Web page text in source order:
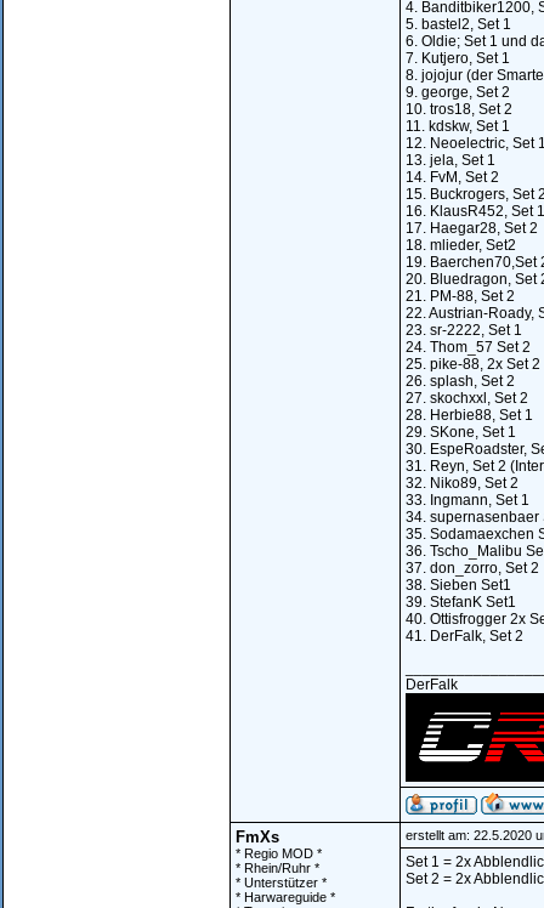
4. Banditbiker1200,
5. bastel2, Set 1
6. Oldie; Set 1 und
7. Kutjero, Set 1
8. jojojur (der
9. george, Set 2
10. tros18, Set 2
11. kdskw, Set 1
12. Neoelectric, Set
13. jela, Set 1
14. FvM, Set 2
15. Buckrogers, Set
16. KlausR452, Set 1
17. Haegar28, Set 2
18. mlieder, Set2
19. Baerchen70,Set
20. Bluedragon, Set
21. PM-88, Set 2
22. Austrian-Roady,
23. sr-2222, Set 1
24. Thom_57 Set 2
25. pike-88, 2x Set 2
26. splash, Set 2
27. skochxxl, Set 2
28. Herbie88, Set 1
29. SKone, Set 1
30. EspeRoadster,
31. Reyn, Set 2
32. Niko89, Set 2
33. Ingmann, Set 1
34. supernasenbaer
35. Sodamaexchen
36. Tscho_Malibu
37. don_zorro, Set 2
38. Sieben Set1
39. StefanK Set1
40. Ottisfrogger 2x
41. DerFalk, Set 2
DerFalk
FmXs
* Regio MOD *
* Rhein/Ruhr *
* Unterstützer *
* Harwareguide *
erstellt am: 22.5.2020
Set 1 = 2x
Set 2 = 2x